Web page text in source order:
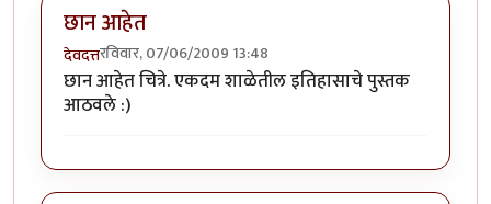
छान आहेत
देवदत्तरविवार, 07/06/2009 13:48
छान आहेत चित्रे. एकदम शाळेतील इतिहासाचे पुस्तक
आठवले :)